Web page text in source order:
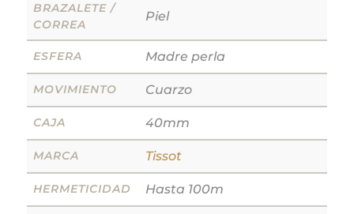
BRAZALETE /
CORREA
Piel
ESFERA Madre perla
MOVIMIENTO Cuarzo
CAJA 40mm
MARCA Tissot
HERMETICIDAD Hasta 100m